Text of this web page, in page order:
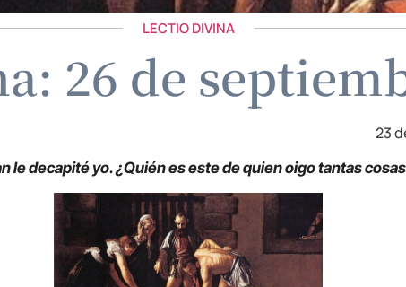
LECTIO DIVINA
26 de
23
le decapité yo. ¿Quién es este de quien oigo tantas